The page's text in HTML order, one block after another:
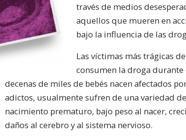
través de medios
aquellos que mueren en
bajo la influencia de las
Las víctimas más trágicas
consumen la droga durante
decenas de miles de bebés nacen afectados
adictos, usualmente sufren de una variedad
nacimiento prematuro, bajo peso al nacer,
daños al cerebro y al sistema nervioso.